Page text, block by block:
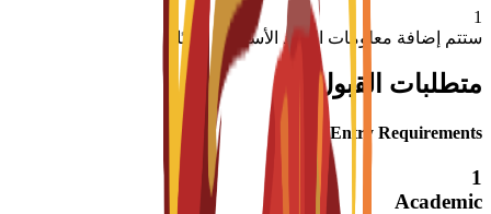
1
ستتم إضافة معلومات المواد الأساسية قريبًا
متطلبات القبول
Entry Requirements
1
Academic